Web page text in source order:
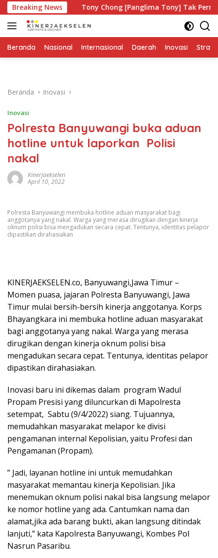
Langsung
ke
konten
Breaking NewsTony Chong [Panglima Tony] Tak Pernah Lelah
Beranda Nasional Internasional Daerah Inovasi
Beranda Inovasi
Inovasi
Polresta Banyuwangi buka aduan
hotline untuk laporkan Polisi
nakal
Kinerjaekselen
April 10, 2022
Polresta Banyuwangi membuka hotline aduan masyarakat bagi
anggotanya yang nakal. Warga yang merasa dirugikan dengan kinerja
oknum polisi bisa mengadukan secara cepat. Tentunya, identitas pelapor
dipastikan dirahasiakan
KINERJAEKSELEN.co, Banyuwangi,Jawa Timur –
Momen puasa, jajaran Polresta Banyuwangi, Jawa
Timur mulai bersih-bersih kinerja anggotanya. Korps
Bhayangkara ini membuka hotline aduan masyarakat
bagi anggotanya yang nakal. Warga yang merasa
dirugikan dengan kinerja oknum polisi bisa
mengadukan secara cepat. Tentunya, identitas pelapor
dipastikan dirahasiakan.
Inovasi baru ini dikemas dalam program Wadul
Propam Presisi yang diluncurkan di Mapolresta
setempat, Sabtu (9/4/2022) siang. Tujuannya,
memudahkan masyarakat melapor ke divisi
pengamanan internal Kepolisian, yaitu Profesi dan
Pengamanan (Propam).
” Jadi, layanan hotline ini untuk memudahkan
masyarakat memantau kinerja Kepolisian. Jika
menemukan oknum polisi nakal bisa langsung melapor
ke nomor hotline yang ada. Cantumkan nama dan
alamat,jika ada barang bukti, akan langsung ditindak
lanjuti,” kata Kapolresta Banyuwangi, Kombes Pol
Nasrun Pasaribu.